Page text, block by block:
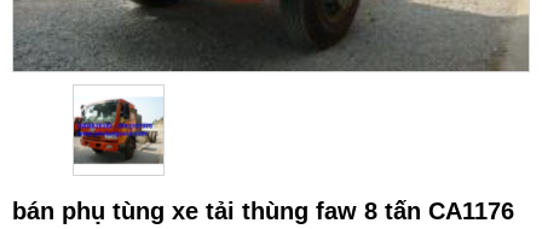
bán phụ tùng xe tải thùng faw 8 tấn CA1176